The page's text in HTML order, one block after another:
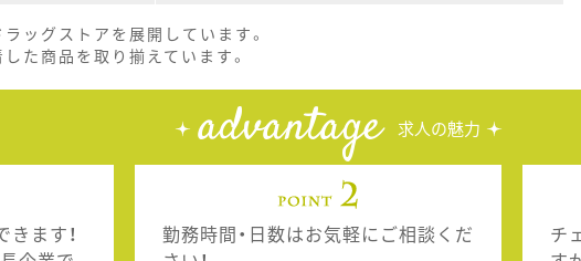
ッグストアを展開しています。
た商品を取り揃えています。
advantage 求人の魅力
ます！
勤務時間・日数はお気軽にご相談くだ
チ